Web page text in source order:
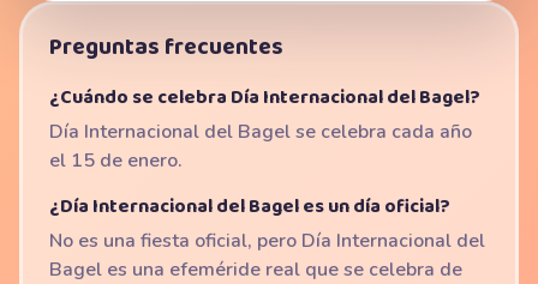
Preguntas frecuentes
¿Cuándo se celebra Día Internacional del Bagel?
Día Internacional del Bagel se celebra cada año
el 15 de enero.
¿Día Internacional del Bagel es un día oficial?
No es una fiesta oficial, pero Día Internacional del
Bagel es una efeméride real que se celebra de